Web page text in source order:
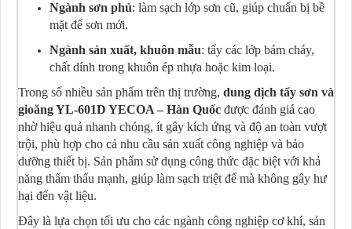
Ngành sơn phủ: làm sạch lớp sơn cũ, giúp chuẩn bị bề
mặt để sơn mới.
Ngành sản xuất, khuôn mẫu: tẩy các lớp bám cháy,
chất dính trong khuôn ép nhựa hoặc kim loại.
Trong số nhiều sản phẩm trên thị trường, dung dịch tẩy sơn và
gioăng YL-601D YECOA – Hàn Quốc được đánh giá cao
nhờ hiệu quả nhanh chóng, ít gây kích ứng và độ an toàn vượt
trội, phù hợp cho cả nhu cầu sản xuất công nghiệp và bảo
dưỡng thiết bị. Sản phẩm sử dụng công thức đặc biệt với khả
năng thẩm thấu mạnh, giúp làm sạch triệt để mà không gây hư
hại đến vật liệu.
Đây là lựa chọn tối ưu cho các ngành công nghiệp cơ khí, sản